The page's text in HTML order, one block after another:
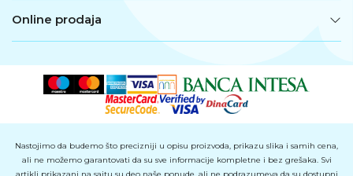
Online prodaja
Nastojimo da budemo što precizniji u opisu proizvoda, prikazu slika i samih cena,
ali ne možemo garantovati da su sve informacije kompletne i bez grešaka. Svi